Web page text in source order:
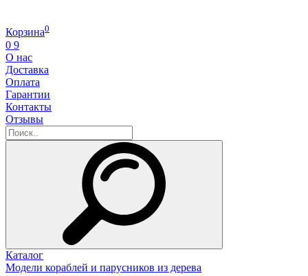
Корзина0
0 9
О нас
Доставка
Оплата
Гарантии
Контакты
Отзывы
Каталог
Модели кораблей и парусников из дерева